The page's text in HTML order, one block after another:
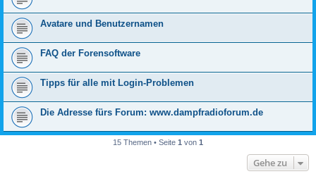
Avatare und Benutzernamen
FAQ der Forensoftware
Tipps für alle mit Login-Problemen
Die Adresse fürs Forum: www.dampfradioforum.de
15 Themen • Seite 1 von 1
Gehe zu